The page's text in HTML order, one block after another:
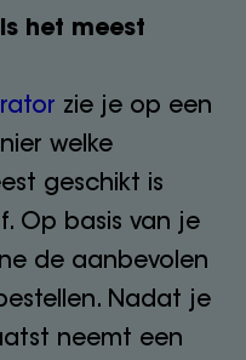
het meest
zie je op een
welke
geschikt is
Op basis van je
de aanbevolen
Nadat je
neemt een